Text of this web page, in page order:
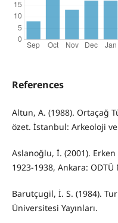
References
Altun, A. (1988). Ortaçağ
özet. İstanbul: Arkeoloji ve
Aslanoğlu, İ. (2001).
1923-1938, Ankara: ODTÜ
Barutçugil, İ. S. (1984).
Üniversitesi Yayınları.